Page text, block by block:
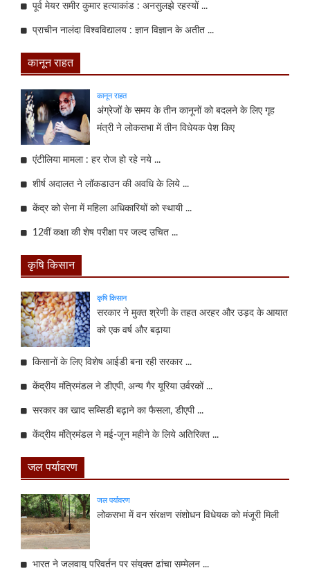
पूर्व मेयर समीर कुमार हत्याकांड : अनसुलझे रहस्यों ...
प्राचीन नालंदा विश्वविद्यालय : ज्ञान विज्ञान के अतीत ...
कानून राहत
कानून राहत
अंग्रेजों के समय के तीन कानूनों को बदलने के लिए गृह
मंत्री ने लोकसभा में तीन विधेयक पेश किए
एंटीलिया मामला : हर रोज हो रहे नये ...
शीर्ष अदालत ने लॉकडाउन की अवधि के लिये ...
केंद्र को सेना में महिला अधिकारियों को स्थायी ...
12वीं कक्षा की शेष परीक्षा पर जल्द उचित ...
कृषि किसान
कृषि किसान
सरकार ने मुक्त श्रेणी के तहत अरहर और उड़द के आयात
को एक वर्ष और बढ़ाया
किसानों के लिए विशेष आईडी बना रही सरकार ...
केंद्रीय मंत्रिमंडल ने डीएपी, अन्य गैर यूरिया उर्वरकों ...
सरकार का खाद सब्सिडी बढ़ाने का फैसला, डीएपी ...
केंद्रीय मंत्रिमंडल ने मई-जून महीने के लिये अतिरिक्त ...
जल पर्यावरण
जल पर्यावरण
लोकसभा में वन संरक्षण संशोधन विधेयक को मंजूरी मिली
भारत ने जलवायु परिवर्तन पर संयुक्त ढांचा सम्मेलन ...